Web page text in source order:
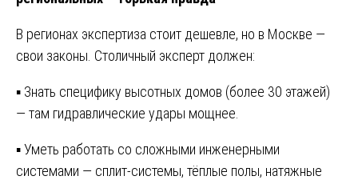
В регионах экспертиза стоит дешевле, но в Москве —
свои законы. Столичный эксперт должен:
▪ Знать специфику высотных домов (более 30 этажей)
— там гидравлические удары мощнее.
▪ Уметь работать со сложными инженерными
системами — сплит-системы, тёплые полы, натяжные